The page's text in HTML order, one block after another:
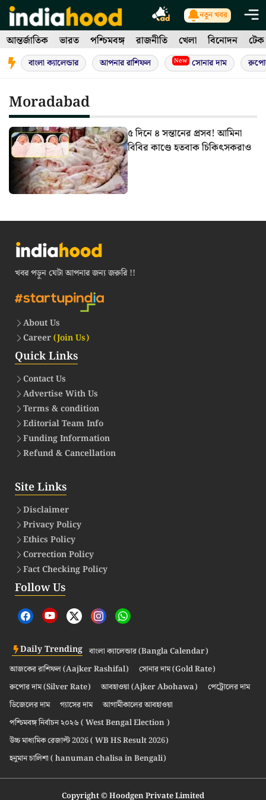
Skip
to
content
নতুন খবর
আন্তর্জাতিক ভারত পশ্চিমবঙ্গ রাজনীতি খেলা বিনোদন টেক
বাংলা ক্যালেন্ডার আপনার রাশিফল New সোনার দাম
Moradabad
৫ দিনে ৪ সন্তানের প্রসব! আমিনা
বিবির কাণ্ডে হতবাক চিকিৎসকরাও
খবর পড়ুন যেটা আপনার জন্য জরুরি !!
About Us
Career(Join Us)
Quick Links
Contact Us
Advertise With Us
Terms & condition
Editorial Team Info
Funding Information
Refund & Cancellation
Site Links
Disclaimer
Privacy Policy
Ethics Policy
Correction Policy
Fact Checking Policy
Follow Us
Daily Trending বাংলা ক্যালেন্ডার (Bangla Calendar)
আজকের রাশিফল (Aajker Rashifal)
সোনার দাম (Gold Rate)
রুপোর দাম (Silver Rate)
আবহাওয়া (Ajker Abohawa)
পেট্রোলের দাম
ডিজেলের দাম
গ্যাসের দাম
আগামীকালের আবহাওয়া
পশ্চিমবঙ্গ নির্বাচন ২০২৬ ( West Bengal Election )
উচ্চ মাধ্যমিক রেজাল্ট 2026 ( WB HS Result 2026)
হনুমান চালিশা ( hanuman chalisa in Bengali)
Copyright © Hoodgen Private Limited